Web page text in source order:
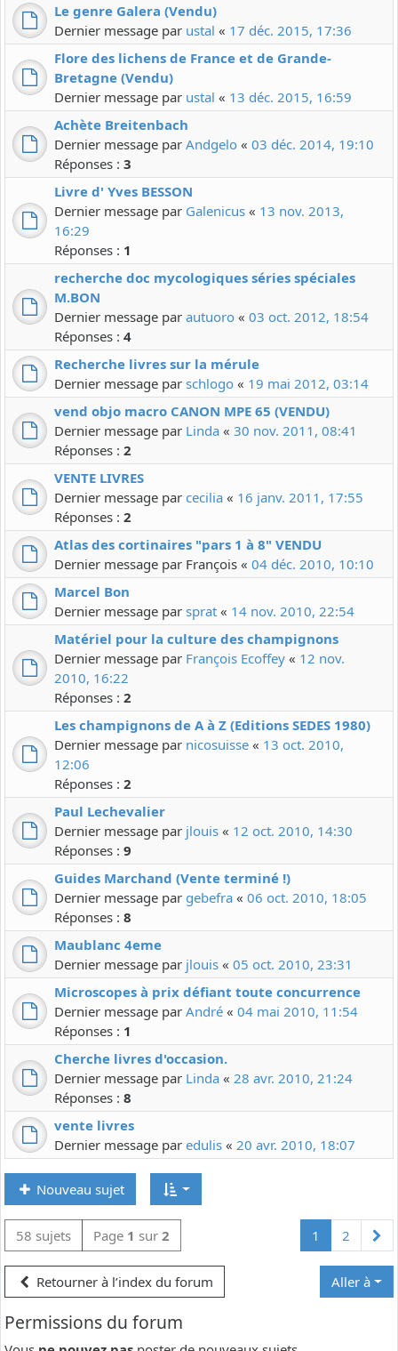
Le genre Galera (Vendu)
Dernier message par ustal « 17 déc. 2015, 17:36
Flore des lichens de France et de Grande-
Bretagne (Vendu)
Dernier message par ustal « 13 déc. 2015, 16:59
Achète Breitenbach
Dernier message par Andgelo « 03 déc. 2014, 19:10
Réponses : 3
Livre d' Yves BESSON
Dernier message par Galenicus « 13 nov. 2013,
16:29
Réponses : 1
recherche doc mycologiques séries spéciales
M.BON
Dernier message par autuoro « 03 oct. 2012, 18:54
Réponses : 4
Recherche livres sur la mérule
Dernier message par schlogo « 19 mai 2012, 03:14
vend objo macro CANON MPE 65 (VENDU)
Dernier message par Linda « 30 nov. 2011, 08:41
Réponses : 2
VENTE LIVRES
Dernier message par cecilia « 16 janv. 2011, 17:55
Réponses : 2
Atlas des cortinaires "pars 1 à 8" VENDU
Dernier message par François « 04 déc. 2010, 10:10
Marcel Bon
Dernier message par sprat « 14 nov. 2010, 22:54
Matériel pour la culture des champignons
Dernier message par François Ecoffey « 12 nov.
2010, 16:22
Réponses : 2
Les champignons de A à Z (Editions SEDES 1980)
Dernier message par nicosuisse « 13 oct. 2010,
12:06
Réponses : 2
Paul Lechevalier
Dernier message par jlouis « 12 oct. 2010, 14:30
Réponses : 9
Guides Marchand (Vente terminé !)
Dernier message par gebefra « 06 oct. 2010, 18:05
Réponses : 8
Maublanc 4eme
Dernier message par jlouis « 05 oct. 2010, 23:31
Microscopes à prix défiant toute concurrence
Dernier message par André « 04 mai 2010, 11:54
Réponses : 1
Cherche livres d'occasion.
Dernier message par Linda « 28 avr. 2010, 21:24
Réponses : 8
vente livres
Dernier message par edulis « 20 avr. 2010, 18:07
Nouveau sujet
1 2
58 sujets Page 1 sur 2
Retourner à l’index du forum Aller à
Permissions du forum